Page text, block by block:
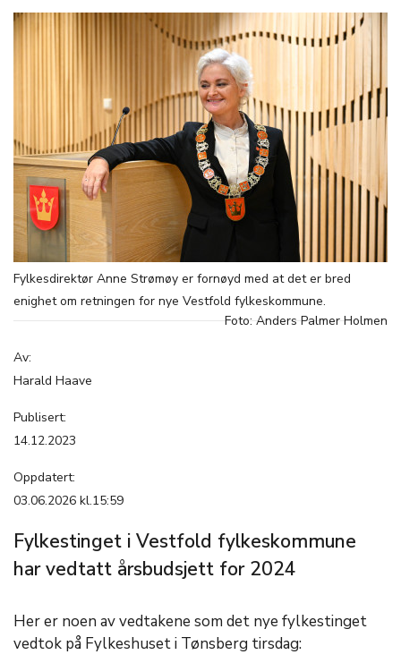
Fylkesdirektør Anne Strømøy er fornøyd med at det er bred
enighet om retningen for nye Vestfold fylkeskommune.
Foto: Anders Palmer Holmen
Av:
Harald Haave
Publisert:
14.12.2023
Oppdatert:
03.06.2026 kl.15:59
Fylkestinget i Vestfold fylkeskommune
har vedtatt årsbudsjett for 2024
Her er noen av vedtakene som det nye fylkestinget
vedtok på Fylkeshuset i Tønsberg tirsdag: